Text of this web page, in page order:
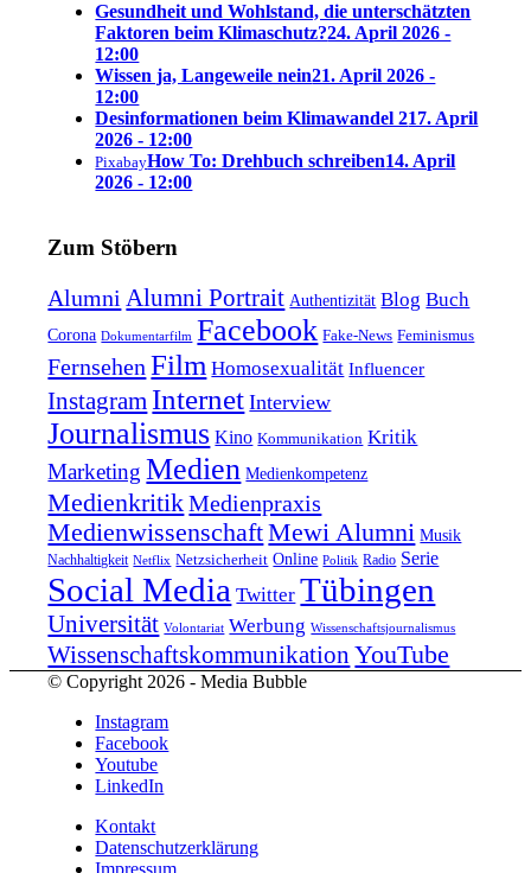
Gesundheit und Wohlstand, die unterschätzten
Faktoren beim Klimaschutz?24. April 2026 -
12:00
Wissen ja, Langeweile nein21. April 2026 -
12:00
Desinformationen beim Klimawandel 217. April
2026 - 12:00
PixabayHow To: Drehbuch schreiben14. April
2026 - 12:00
Zum Stöbern
Alumni Alumni Portrait Authentizität Blog Buch
Corona Dokumentarfilm Facebook Fake-News Feminismus
Fernsehen Film Homosexualität Influencer
Instagram Internet Interview
Journalismus Kino Kommunikation Kritik
Marketing Medien Medienkompetenz
Medienkritik Medienpraxis
MedienwissenschaftMewi Alumni Musik
Nachhaltigkeit Netflix Netzsicherheit Online Politik Radio Serie
Social Media Twitter Tübingen
Universität Volontariat Werbung Wissenschaftsjournalismus
Wissenschaftskommunikation YouTube
© Copyright 2026 - Media Bubble
Instagram
Facebook
Youtube
LinkedIn
Kontakt
Datenschutzerklärung
Impressum